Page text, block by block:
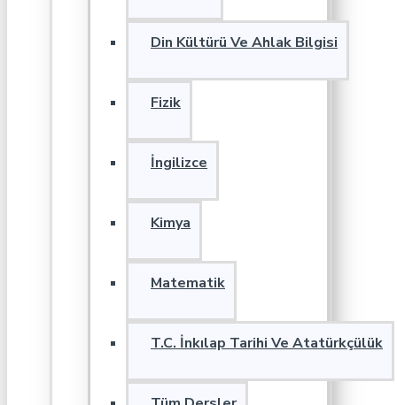
Din Kültürü Ve Ahlak Bilgisi
Fizik
İngilizce
Kimya
Matematik
T.C. İnkılap Tarihi Ve Atatürkçülük